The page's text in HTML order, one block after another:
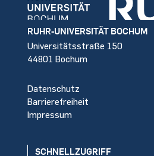
Footer
RUHR-UNIVERSITÄT BOCHUM
Universitätsstraße 150
44801 Bochum
Datenschutz
Barrierefreiheit
Impressum
SCHNELLZUGRIFF